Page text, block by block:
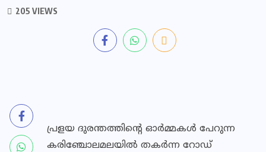
205 VIEWS
പ്രളയ ദുരന്തത്തിന്റെ ഓര്‍മ്മകള്‍ പേറുന്ന
കരിഞ്ചോലമലയില്‍ തകര്‍ന്ന റോഡ്